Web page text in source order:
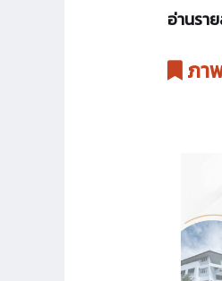
อ่านรา
ภา